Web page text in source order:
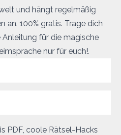
und hängt regelmäßig
an. 100% gratis. Trage dich
für die magische
nur für euch!.
PDF, coole Rätsel-Hacks